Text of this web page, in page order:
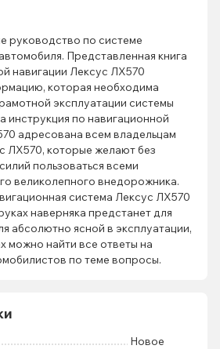
руководство по системе
Представленная книга
навигации Лексус ЛХ570
которая необходима
эксплуатации системы
по навигационной
адресована всем владельцам
ЛХ570, которые желают без
пользоваться всеми
великолепного внедорожника.
система Лексус ЛХ570
наверняка предстанет для
абсолютно ясной в эксплуатации,
можно найти все ответы на
по теме вопросы.
Новое